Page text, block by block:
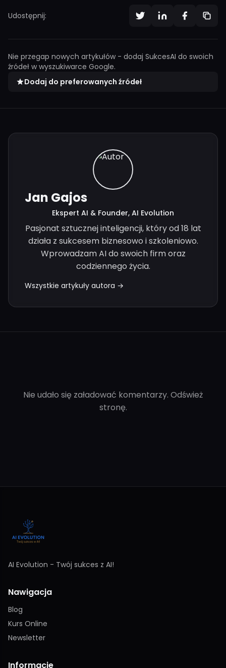
Udostępnij:
Nie przegap nowych artykułów - dodaj SukcesAI do swoich
źródeł w wyszukiwarce Google.
Dodaj do preferowanych źródeł
Jan Gajos
Ekspert AI & Founder, AI Evolution
Pasjonat sztucznej inteligencji, który od 18 lat
działa z sukcesem biznesowo i szkoleniowo.
Wprowadzam AI do swoich firm oraz
codziennego życia.
Wszystkie artykuły autora →
Nie udało się załadować komentarzy. Odśwież
stronę.
AI Evolution - Twój sukces z AI!
Nawigacja
Blog
Kurs Online
Newsletter
Informacje